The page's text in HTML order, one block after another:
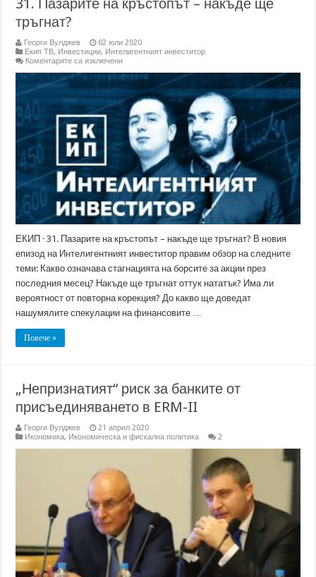
31. Пазарите на кръстопът – накъде ще
тръгнат?
Георги Вулджев
02 юли 2020
Екип ТВ, Инвестиции, Интелигентният инвеститор
Коментарите са изключениза
Пазарите
на
кръстопът
–
накъде
ще
тръгнат?
ЕКИП · 31. Пазарите на кръстопът – накъде ще тръгнат? В новия
епизод на Интелигентният инвеститор правим обзор на следните
теми: Какво означава стагнацията на борсите за акции през
последния месец? Накъде ще тръгнат оттук нататък? Има ли
вероятност от повторна корекция? До какво ще доведат
нашумялите спекулации на финансовите …
Повече »
„Непризнатият“ риск за банките от
присъединяването в ERM-II
Георги Вулджев
21 април 2020
Икономика, Икономическа и фискална политика 2